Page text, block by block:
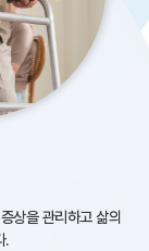
상을 관리하고삶의
.